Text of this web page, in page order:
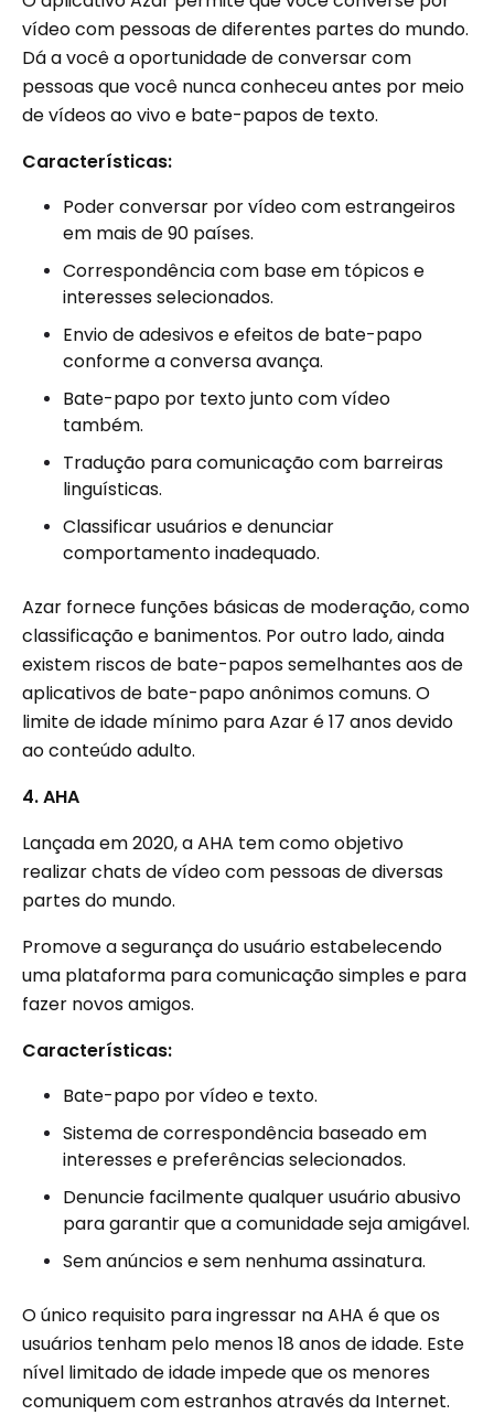
vídeo com pessoas de diferentes partes do mundo.
Dá a você a oportunidade de conversar com
pessoas que você nunca conheceu antes por meio
de vídeos ao vivo e bate-papos de texto.
Características:
Poder conversar por vídeo com estrangeiros
em mais de 90 países.
Correspondência com base em tópicos e
interesses selecionados.
Envio de adesivos e efeitos de bate-papo
conforme a conversa avança.
Bate-papo por texto junto com vídeo
também.
Tradução para comunicação com barreiras
linguísticas.
Classificar usuários e denunciar
comportamento inadequado.
Azar fornece funções básicas de moderação, como
classificação e banimentos. Por outro lado, ainda
existem riscos de bate-papos semelhantes aos de
aplicativos de bate-papo anônimos comuns. O
limite de idade mínimo para Azar é 17 anos devido
ao conteúdo adulto.
4. AHA
Lançada em 2020, a AHA tem como objetivo
realizar chats de vídeo com pessoas de diversas
partes do mundo.
Promove a segurança do usuário estabelecendo
uma plataforma para comunicação simples e para
fazer novos amigos.
Características:
Bate-papo por vídeo e texto.
Sistema de correspondência baseado em
interesses e preferências selecionados.
Denuncie facilmente qualquer usuário abusivo
para garantir que a comunidade seja amigável.
Sem anúncios e sem nenhuma assinatura.
O único requisito para ingressar na AHA é que os
usuários tenham pelo menos 18 anos de idade. Este
nível limitado de idade impede que os menores
comuniquem com estranhos através da Internet.